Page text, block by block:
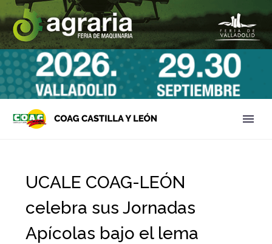
UCALE COAG-LEÓN
celebra sus Jornadas
Apícolas bajo el lema